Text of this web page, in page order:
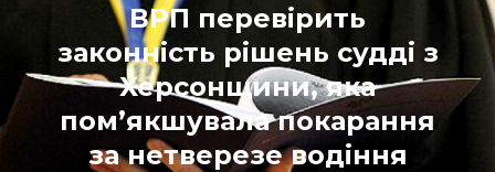
ВРП перевірить
законність рішень судді з
Херсонщини, яка
пом’якшувала покарання
за нетверезе водіння